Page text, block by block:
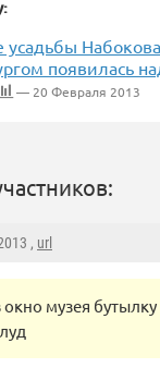
усадьбы
появилась
— 20 Февраля 2013
, url
музея бутылку